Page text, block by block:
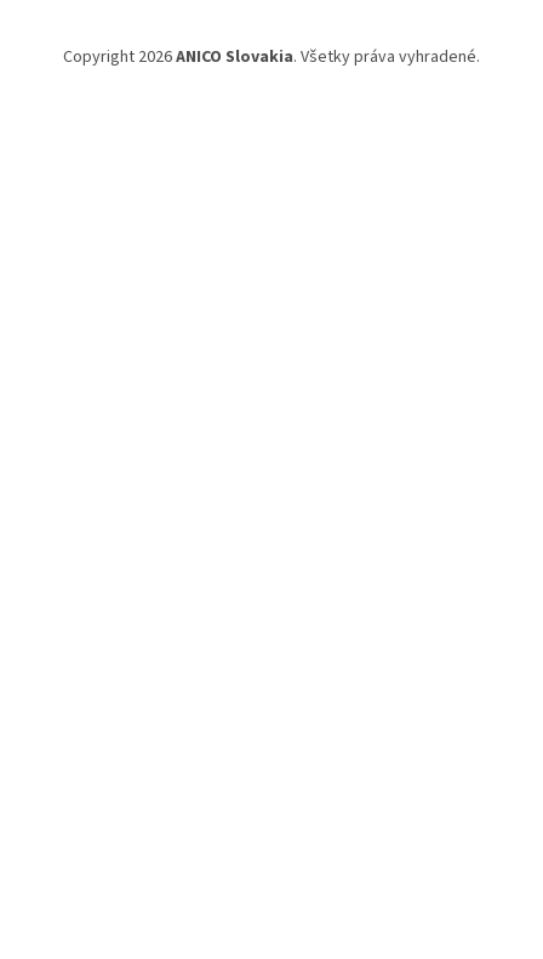
Copyright 2026ANICO Slovakia. Všetky práva vyhradené.